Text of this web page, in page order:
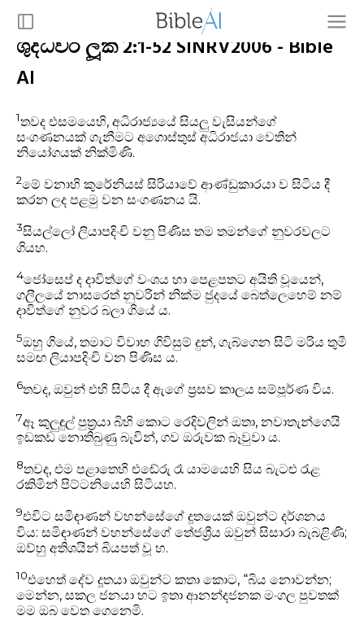
ශුද්ධවර ලූක් 2:1-52 SINRV2006 - Bible
AI
1තවද එසමයෙහි, අධිරාජ්‍යයේ සියලු වැසියන්ගේ
සංගණනයක් ගැනීමට අගොස්තුස් අධිරාජයා වෙතින්
නියෝගයක් නික්මිණි.
2මේ වනාහි කුරේනියස් සිරියාවේ ආණ්ඩුකාරයා ව සිටිය දී
කරන ලද පළමු වන සංගණනය යි.
3සියල්ලෝ ලියාපදිංචි වනු පිණිස තම තමන්ගේ නුවරවලට
ගියහ.
4ජෝසෙප් ද දාවිත්ගේ වංශය හා පෙළපතට අයිති වූයෙන්,
ගලීලයේ නාසරෙත් නුවරින් නික්ම ජුදයේ බෙත්ලෙහෙම් නම්
දාවිත්ගේ නුවර බලා ගියේ ය.
5ඔහු ගියේ, තමාට විවාහ ගිවිසුම් දුන්, ගැබ්ගෙන සිටි මරිය තුමී
සමඟ ලියාපදිංචි වන පිණිස ය.
6තවද, ඔවුන් එහි සිටිය දී ඇගේ ප්‍රසව කාලය සම්පූර්ණ විය.
7ඈ කුලුඳුල් පුත්‍රයා බිහි කොට රෙදිවලින් ඔතා, නවාතැන්ගෙයි
ඉඩකඩ නොතිබුණු බැවින්, ගව ඔරුවක බෑවුවා ය.
8තවද, එම පළාතෙහි එඬේරු රෑ යාමයෙහි සිය බැටළු රැළ
රකිමින් පිට්ටනියෙහි සිටියහ.
9එවිට සමිඳාණන් වහන්සේගේ දූතයෙක් ඔවුන්ට දර්ශනය
විය: සමිඳාණන් වහන්සේගේ තේජශ්‍රීය ඔවුන් සිසාරා බැබළිණි;
ඔව්හු අතිශයින් බියපත් වූ හ.
10එහෙත් දේව දූතයා ඔවුන්ට කතා කොට, “බිය නොවන්න;
මෙ‍න්න, සකල ජනයා හට ඉතා ආනන්දජනක මංගල පුවතක්
මම ඔබ වෙත ගෙනෙමි.